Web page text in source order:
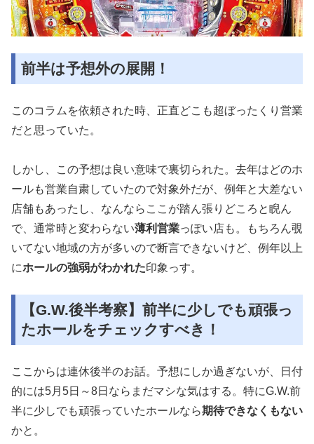
前半は予想外の展開！
このコラムを依頼された時、正直どこも超ぼったくり営業
だと思っていた。
しかし、この予想は良い意味で裏切られた。去年はどのホ
ールも営業自粛していたので対象外だが、例年と大差ない
店舗もあったし、なんならここが踏ん張りどころと睨ん
で、通常時と変わらない薄利営業っぽい店も。もちろん覗
いてない地域の方が多いので断言できないけど、例年以上
にホールの強弱がわかれた印象っす。
【G.W.後半考察】前半に少しでも頑張っ
たホールをチェックすべき！
ここからは連休後半のお話。予想にしか過ぎないが、日付
的には5月5日～8日ならまだマシな気はする。特にG.W.前
半に少しでも頑張っていたホールなら期待できなくもない
かと。